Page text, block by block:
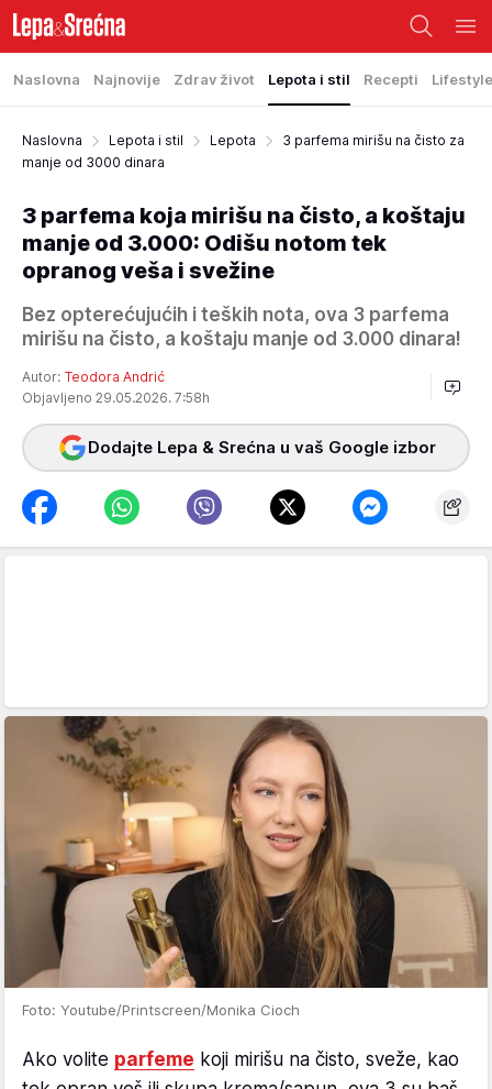
Naslovna Najnovije Zdrav život Lepota i stil Recepti Lifestyle
Naslovna Lepota i stil Lepota
3 parfema mirišu na čisto za
manje od 3000 dinara
3 parfema koja mirišu na čisto, a koštaju
manje od 3.000: Odišu notom tek
opranog veša i svežine
Bez opterećujućih i teških nota, ova 3 parfema
mirišu na čisto, a koštaju manje od 3.000 dinara!
Autor: Teodora Andrić
Objavljeno 29.05.2026. 7:58h
Dodajte Lepa & Srećna u vaš Google izbor
Foto: Youtube/Printscreen/Monika Cioch
Ako volite parfeme koji mirišu na čisto, sveže, kao